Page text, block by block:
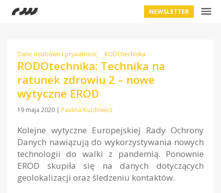
NEWSLETTER
Dane osobowe i prywatność RODOtechnika
RODOtechnika: Technika na
ratunek zdrowiu 2 – nowe
wytyczne EROD
19 maja 2020 | Paulina Kużdowicz
Kolejne wytyczne Europejskiej Rady Ochrony
Danych nawiązują do wykorzystywania nowych
technologii do walki z pandemią. Ponownie
EROD skupiła się na danych dotyczących
geolokalizacji oraz śledzeniu kontaktów.